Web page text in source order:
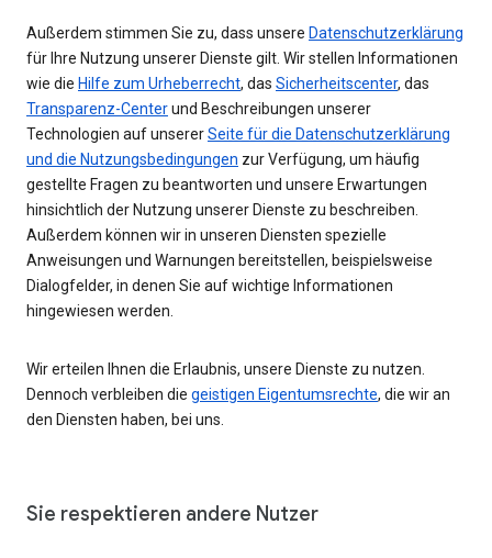
Außerdem stimmen Sie zu, dass unsere Datenschutzerklärung
für Ihre Nutzung unserer Dienste gilt. Wir stellen Informationen
wie die Hilfe zum Urheberrecht, das Sicherheitscenter, das
Transparenz-Centerund Beschreibungen unserer
Technologien auf unsererSeite für die Datenschutzerklärung
und die Nutzungsbedingungen zur Verfügung, um häufig
gestellte Fragen zu beantworten und unsere Erwartungen
hinsichtlich der Nutzung unserer Dienste zu beschreiben.
Außerdem können wir in unseren Diensten spezielle
Anweisungen und Warnungen bereitstellen, beispielsweise
Dialogfelder, in denen Sie auf wichtige Informationen
hingewiesen werden.
Wir erteilen Ihnen die Erlaubnis, unsere Dienste zu nutzen.
Dennoch verbleiben die geistigen Eigentumsrechte, die wir an
den Diensten haben, bei uns.
Sie respektieren andere Nutzer